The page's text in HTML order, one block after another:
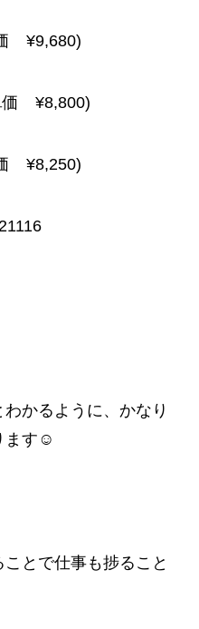
¥9,680)
価 ¥8,800)
¥8,250)
かるように、かなり
ます☺️
とで仕事も捗ること